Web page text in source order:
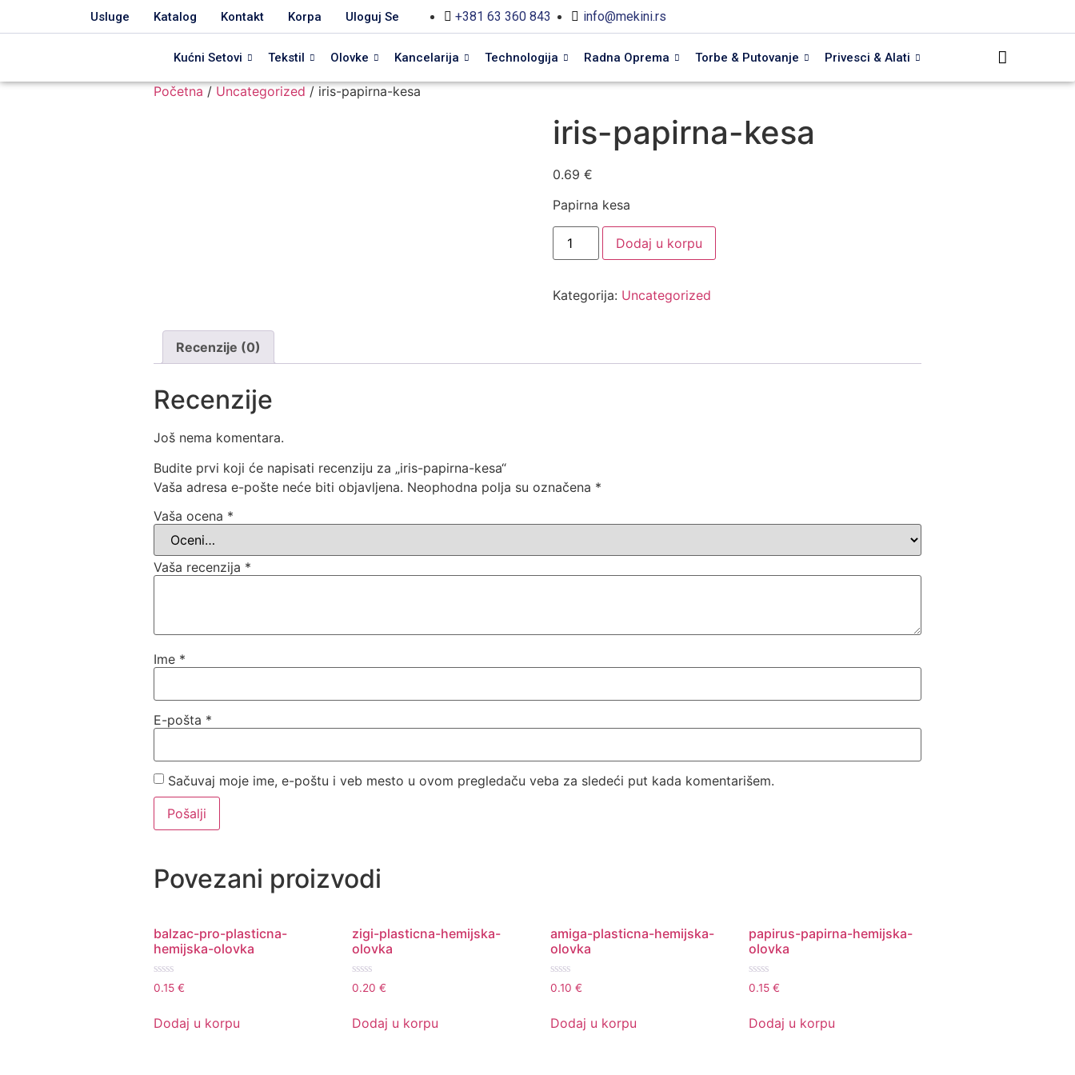
Usluge Katalog Kontakt Korpa Uloguj Se +381 63 360 843 info@mekini.rs
Kućni Setovi Tekstil Olovke Kancelarija Technologija Radna Oprema Torbe & Putovanje Privesci & Alati
Početna / Uncategorized / iris-papirna-kesa
iris-papirna-kesa
0.69€
Papirna kesa
Dodaj u korpu
Kategorija: Uncategorized
Recenzije (0)
Recenzije
Još nema komentara.
Budite prvi koji će napisati recenziju za „iris-papirna-kesa“
Vaša adresa e-pošte neće biti objavljena. Neophodna polja su označena *
Vaša ocena *
Vaša recenzija *
Ime *
E-pošta *
Sačuvaj moje ime, e-poštu i veb mesto u ovom pregledaču veba za sledeći put kada komentarišem.
Povezani proizvodi
balzac-pro-plasticna-
hemijska-olovka
Ocenjeno
sa
od
5
0.15 €
Dodaj u korpu
zigi-plasticna-hemijska-
olovka
Ocenjeno
sa
od
5
0.20€
Dodaj u korpu
amiga-plasticna-hemijska-
olovka
Ocenjeno
sa
od
5
0.10€
Dodaj u korpu
papirus-papirna-hemijska-
olovka
Ocenjeno
sa
od
5
0.15€
Dodaj u korpu